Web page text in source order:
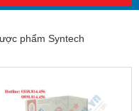
phẩm Syntech